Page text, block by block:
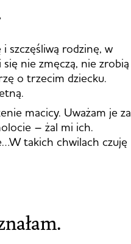
szczęśliwą rodzinę, w
nie zmęczą, nie zrobią
o trzecim dziecku.
macicy. Uważam je za
– żal mi ich.
takich chwilach czuję